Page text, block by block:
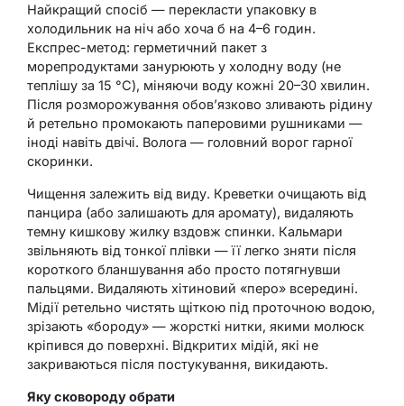
Найкращий спосіб — перекласти упаковку в
холодильник на ніч або хоча б на 4–6 годин.
Експрес-метод: герметичний пакет з
морепродуктами занурюють у холодну воду (не
теплішу за 15 °C), міняючи воду кожні 20–30 хвилин.
Після розморожування обов’язково зливають рідину
й ретельно промокають паперовими рушниками —
іноді навіть двічі. Волога — головний ворог гарної
скоринки.
Чищення залежить від виду. Креветки очищають від
панцира (або залишають для аромату), видаляють
темну кишкову жилку вздовж спинки. Кальмари
звільняють від тонкої плівки — її легко зняти після
короткого бланшування або просто потягнувши
пальцями. Видаляють хітиновий «перо» всередині.
Мідії ретельно чистять щіткою під проточною водою,
зрізають «бороду» — жорсткі нитки, якими молюск
кріпився до поверхні. Відкритих мідій, які не
закриваються після постукування, викидають.
Яку сковороду обрати